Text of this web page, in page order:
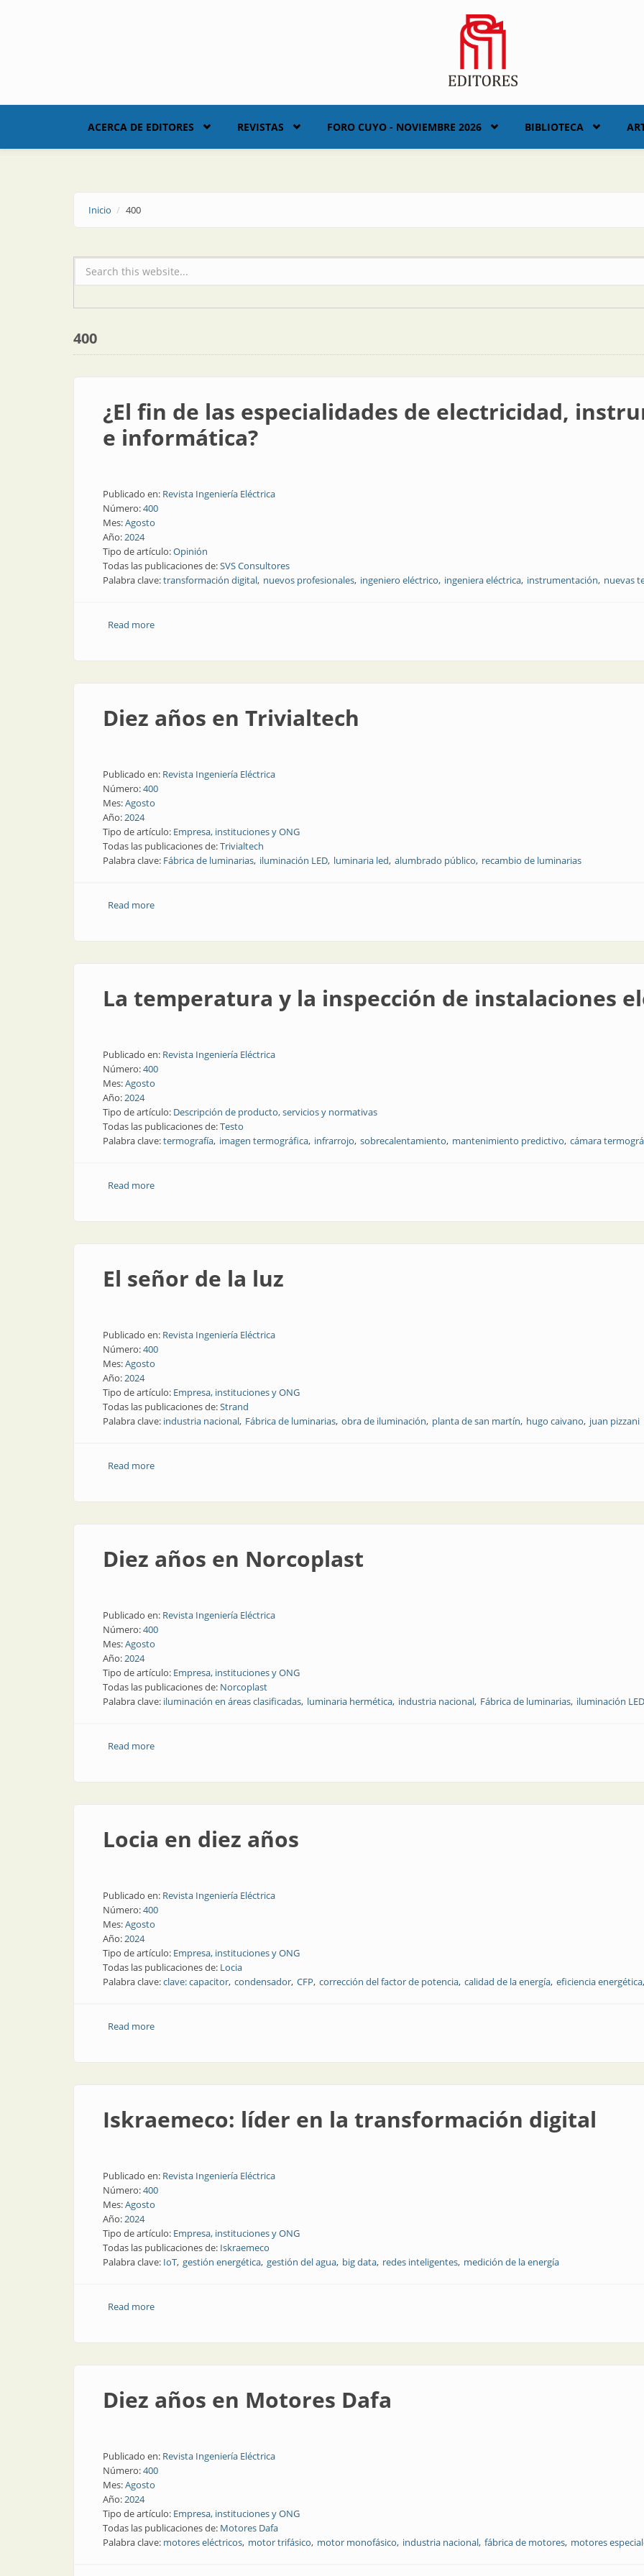
ACERCA DE EDITORES REVISTAS FORO CUYO - NOVIEMBRE 2026 BIBLIOTECA
Inicio 400
Formulario de búsqueda
400
¿El fin de las especialidades de electricidad,
e informática?
Publicado en: Revista Ingeniería Eléctrica
Número:400
Mes:Agosto
Año:2024
Tipo de artículo:Opinión
Todas las publicaciones de:SVS Consultores
Palabra clave:transformación digital nuevos profesionales ingeniero eléctrico ingeniera eléctrica instrumentación nuevas
Read moreabout ¿El fin de las especialidades de electricidad, instrumentación, control e informática?
Diez años en Trivialtech
Publicado en: Revista Ingeniería Eléctrica
Número:400
Mes:Agosto
Año:2024
Tipo de artículo: Empresa, instituciones y ONG
Todas las publicaciones de:Trivialtech
Palabra clave: Fábrica de luminarias iluminación LED luminaria led alumbrado público recambio de luminarias
Read moreabout Diez años en Trivialtech
La temperatura y la inspección de instalaciones
Publicado en: Revista Ingeniería Eléctrica
Número:400
Mes:Agosto
Año:2024
Tipo de artículo: Descripción de producto, servicios y normativas
Todas las publicaciones de:Testo
Palabra clave:termografía imagen termográfica infrarrojo sobrecalentamiento mantenimiento predictivo cámara
Read moreabout La temperatura y la inspección de instalaciones eléctricas
El señor de la luz
Publicado en: Revista Ingeniería Eléctrica
Número:400
Mes:Agosto
Año:2024
Tipo de artículo: Empresa, instituciones y ONG
Todas las publicaciones de:Strand
Palabra clave: industria nacional Fábrica de luminarias obra de iluminación planta de san martín hugo caivano juan pizzani
Read moreabout El señor de la luz
Diez años en Norcoplast
Publicado en: Revista Ingeniería Eléctrica
Número:400
Mes:Agosto
Año:2024
Tipo de artículo: Empresa, instituciones y ONG
Todas las publicaciones de: Norcoplast
Palabra clave: iluminación en áreas clasificadas luminaria hermética industria nacional Fábrica de luminarias iluminación LED
Read moreabout Diez años en Norcoplast
Locia en diez años
Publicado en: Revista Ingeniería Eléctrica
Número:400
Mes:Agosto
Año:2024
Tipo de artículo: Empresa, instituciones y ONG
Todas las publicaciones de: Locia
Palabra clave:clave: capacitor condensador CFP corrección del factor de potencia calidad de la energía eficiencia energética
Read moreabout Locia en diez años
Iskraemeco: líder en la transformación digital
Publicado en: Revista Ingeniería Eléctrica
Número:400
Mes:Agosto
Año:2024
Tipo de artículo: Empresa, instituciones y ONG
Todas las publicaciones de: Iskraemeco
Palabra clave: IoT gestión energética gestión del agua big data redes inteligentes medición de la energía
Read moreabout Iskraemeco: líder en la transformación digital
Diez años en Motores Dafa
Publicado en: Revista Ingeniería Eléctrica
Número:400
Mes:Agosto
Año:2024
Tipo de artículo: Empresa, instituciones y ONG
Todas las publicaciones de: Motores Dafa
Palabra clave: motores eléctricos motor trifásico motor monofásico industria nacional fábrica de motores motores